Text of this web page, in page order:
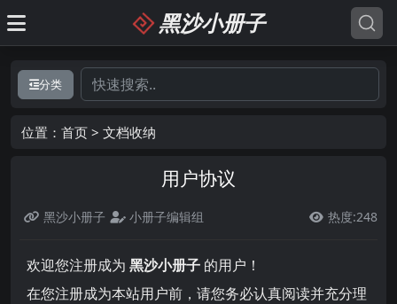
黑沙小册子
分类
位置： 首页 > 文档收纳
用户协议
黑沙小册子 小册子编辑组  热度:248
欢迎您注册成为 黑沙小册子 的用户！
在您注册成为本站用户前，请您务必认真阅读并充分理